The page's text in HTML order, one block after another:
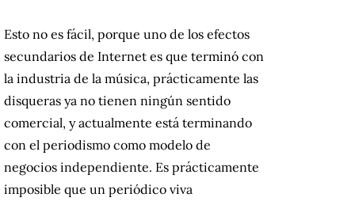
Esto no es fácil, porque uno de los efectos
secundarios de Internet es que terminó con
la industria de la música, prácticamente las
disqueras ya no tienen ningún sentido
comercial, y actualmente está terminando
con el periodismo como modelo de
negocios independiente. Es prácticamente
imposible que un periódico viva